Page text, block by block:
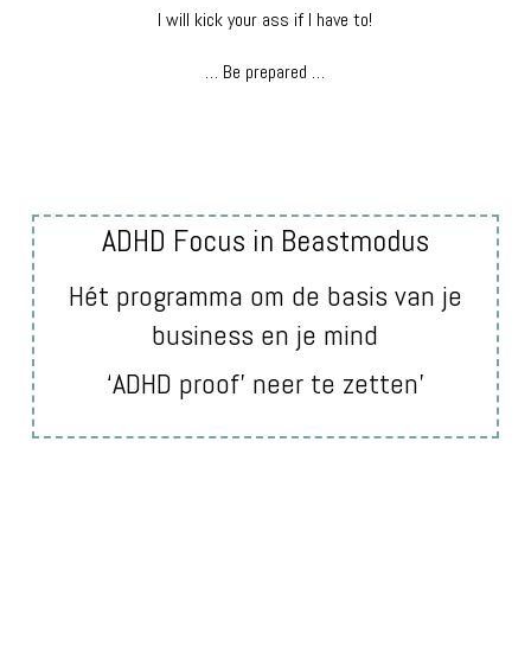
I will kick your ass if I have to!
… Be prepared …
ADHD Focus in Beastmodus
Hét programma om de basis van je
business en je mind
‘ADHD proof’ neer te zetten’